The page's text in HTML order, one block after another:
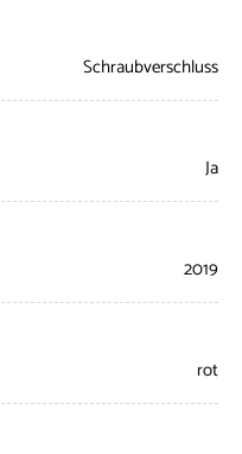
Schraubverschluss
Ja
2019
rot